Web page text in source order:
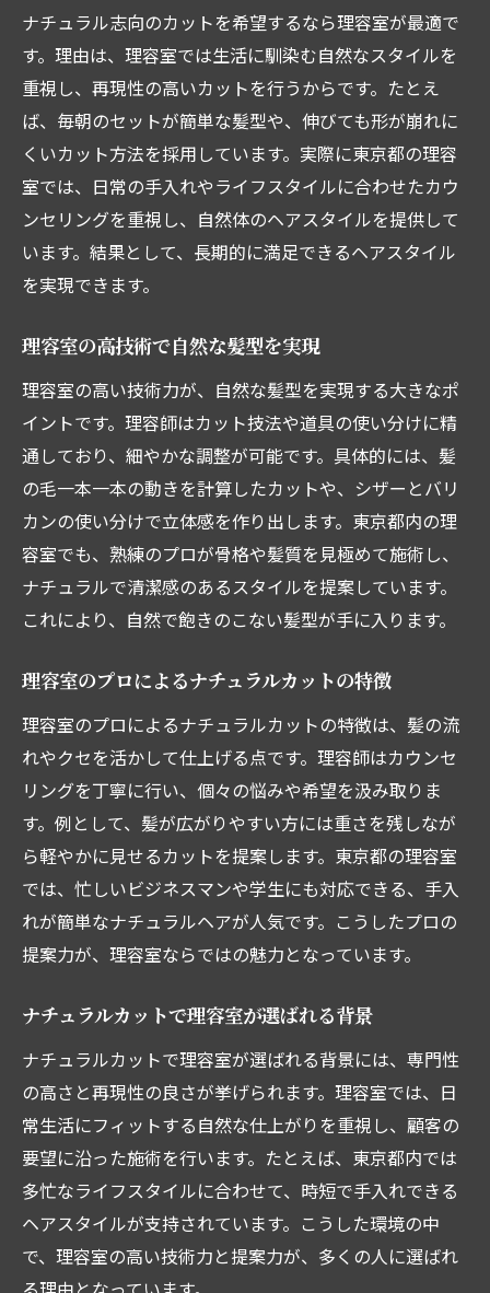
ナチュラル志向のカットを希望するなら理容室が最適で
す。理由は、理容室では生活に馴染む自然なスタイルを
重視し、再現性の高いカットを行うからです。たとえ
ば、毎朝のセットが簡単な髪型や、伸びても形が崩れに
くいカット方法を採用しています。実際に東京都の理容
室では、日常の手入れやライフスタイルに合わせたカウ
ンセリングを重視し、自然体のヘアスタイルを提供して
います。結果として、長期的に満足できるヘアスタイル
を実現できます。
理容室の高技術で自然な髪型を実現
理容室の高い技術力が、自然な髪型を実現する大きなポ
イントです。理容師はカット技法や道具の使い分けに精
通しており、細やかな調整が可能です。具体的には、髪
の毛一本一本の動きを計算したカットや、シザーとバリ
カンの使い分けで立体感を作り出します。東京都内の理
容室でも、熟練のプロが骨格や髪質を見極めて施術し、
ナチュラルで清潔感のあるスタイルを提案しています。
これにより、自然で飽きのこない髪型が手に入ります。
理容室のプロによるナチュラルカットの特徴
理容室のプロによるナチュラルカットの特徴は、髪の流
れやクセを活かして仕上げる点です。理容師はカウンセ
リングを丁寧に行い、個々の悩みや希望を汲み取りま
す。例として、髪が広がりやすい方には重さを残しなが
ら軽やかに見せるカットを提案します。東京都の理容室
では、忙しいビジネスマンや学生にも対応できる、手入
れが簡単なナチュラルヘアが人気です。こうしたプロの
提案力が、理容室ならではの魅力となっています。
ナチュラルカットで理容室が選ばれる背景
ナチュラルカットで理容室が選ばれる背景には、専門性
の高さと再現性の良さが挙げられます。理容室では、日
常生活にフィットする自然な仕上がりを重視し、顧客の
要望に沿った施術を行います。たとえば、東京都内では
多忙なライフスタイルに合わせて、時短で手入れできる
ヘアスタイルが支持されています。こうした環境の中
で、理容室の高い技術力と提案力が、多くの人に選ばれ